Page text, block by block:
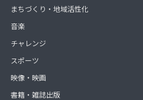
まちづくり・地域活性化
音楽
チャレンジ
スポーツ
映像・映画
書籍・雑誌出版